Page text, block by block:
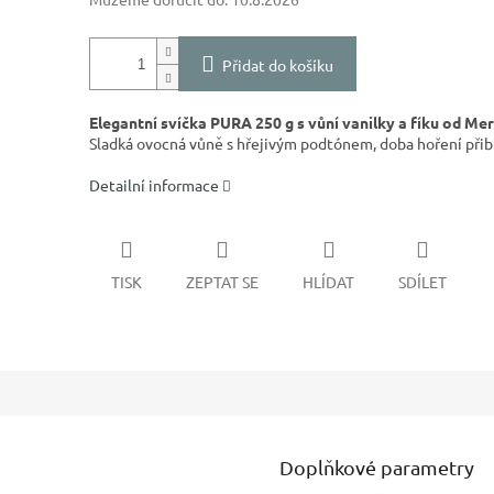
Přidat do košíku
Elegantní svíčka PURA 250 g s vůní vanilky a fíku od
Sladká ovocná vůně s hřejivým podtónem, doba hoření
Detailní informace
TISK ZEPTAT SE HLÍDAT SDÍLET
Doplňkové parametry